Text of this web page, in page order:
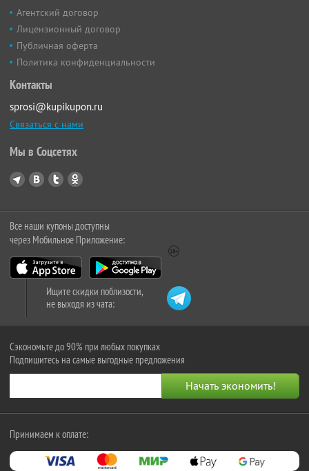
Агентский договор
Лицензионный договор
Публичная оферта
Политика конфиденциальности
Контакты
sprosi@kupikupon.ru
Связаться с нами
Мы в Соцсетях
Все наши купоны доступны
через Мобильное Приложение:
Ищите скидки поблизости,
не выходя из чата:
Сэкономьте до 90% при любых покупках
Подпишитесь на самые выгодные предложения
Принимаем к оплате: